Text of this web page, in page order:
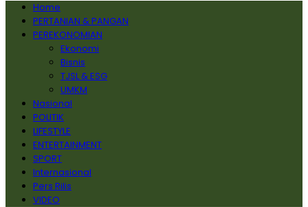
Home
PERTANIAN & PANGAN
PEREKONOMIAN
Ekonomi
Bisnis
TJSL & ESG
UMKM
Nasional
POLITIK
LIFESTYLE
ENTERTAINMENT
SPORT
Internasional
Pers Rilis
VIDEO